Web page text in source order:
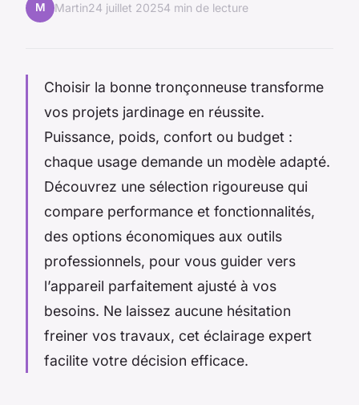
M Martin24 juillet 20254 min de lecture
Choisir la bonne tronçonneuse transforme
vos projets jardinage en réussite.
Puissance, poids, confort ou budget :
chaque usage demande un modèle adapté.
Découvrez une sélection rigoureuse qui
compare performance et fonctionnalités,
des options économiques aux outils
professionnels, pour vous guider vers
l’appareil parfaitement ajusté à vos
besoins. Ne laissez aucune hésitation
freiner vos travaux, cet éclairage expert
facilite votre décision efficace.